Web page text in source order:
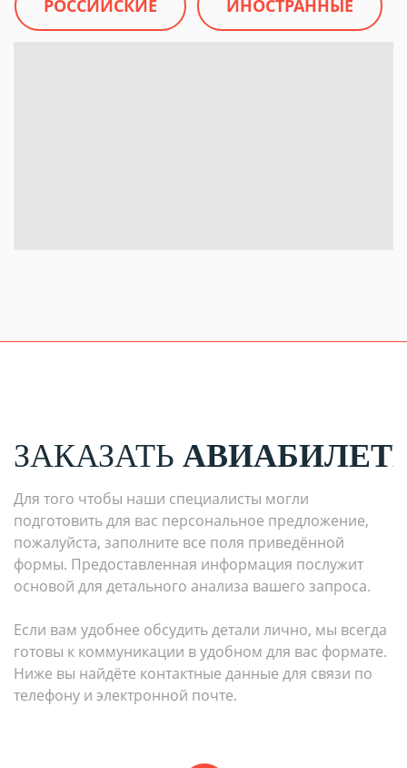
РОССИЙСКИЕ ИНОСТРАННЫЕ
ЗАКАЗАТЬ
Для того чтобы наши специалисты могли
подготовить для вас персональное предложение,
пожалуйста, заполните все поля приведённой
формы. Предоставленная информация послужит
основой для детального анализа вашего запроса.
Если вам удобнее обсудить детали лично, мы всегда
готовы к коммуникации в удобном для вас формате.
Ниже вы найдёте контактные данные для связи по
телефону и электронной почте.